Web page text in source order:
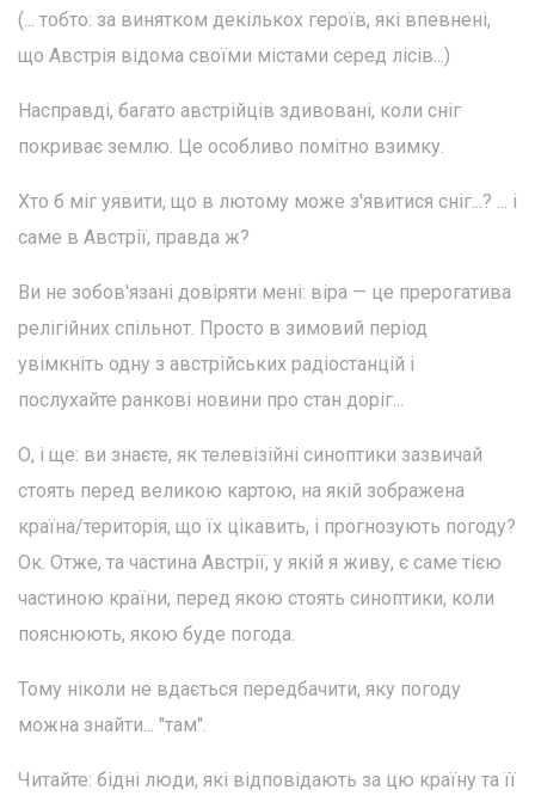
(... тобто: за винятком декількох героїв, які впевнені,
що Австрія відома своїми містами серед лісів...)
Насправді, багато австрійців здивовані, коли сніг
покриває землю. Це особливо помітно взимку.
Хто б міг уявити, що в лютому може з'явитися сніг...? ... і
саме в Австрії, правда ж?
Ви не зобов'язані довіряти мені: віра — це прерогатива
релігійних спільнот. Просто в зимовий період
увімкніть одну з австрійських радіостанцій і
послухайте ранкові новини про стан доріг...
О, і ще: ви знаєте, як телевізійні синоптики зазвичай
стоять перед великою картою, на якій зображена
країна/територія, що їх цікавить, і прогнозують погоду?
Ок. Отже, та частина Австрії, у якій я живу, є саме тією
частиною країни, перед якою стоять синоптики, коли
пояснюють, якою буде погода.
Тому ніколи не вдається передбачити, яку погоду
можна знайти... "там".
Читайте: бідні люди, які відповідають за цю країну та її